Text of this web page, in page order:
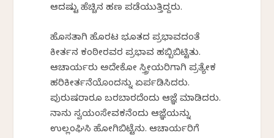
ಆದಷ್ಟು ಹೆಚ್ಚಿನ ಹಣ ಪಡೆಯುತ್ತಿದ್ದರು.
ಹೊಸತಾಗಿ ಹೊರಟ ಭೂತದ ಪ್ರಭಾವದಂತೆ
ಕೀರ್ತನ ಕಂಠೀರವರ ಪ್ರಭಾವ ಹಬ್ಬಿಬಿಟ್ಟಿತು.
ಆಚಾರ್ಯರು ಅದೇಕೋ ಸ್ತ್ರೀಯರಿಗಾಗಿ ಪ್ರತ್ಯೇಕ
ಹರಿಕೀರ್ತನೆಯೊಂದನ್ನು ಏರ್ಪಡಿಸಿದರು.
ಪುರುಷರಾರೂ ಬರಬಾರದೆಂದು ಆಜ್ಞೆ ಮಾಡಿದರು.
ನಾನು ಸ್ವಯಂಸೇವಕನೆಂದು ಆಜ್ಞೆಯನ್ನು
ಉಲ್ಲಂಘಿಸಿ ಹೋಗಿಬಿಟ್ಟೆನು. ಆಚಾರ್ಯರಿಗೆ